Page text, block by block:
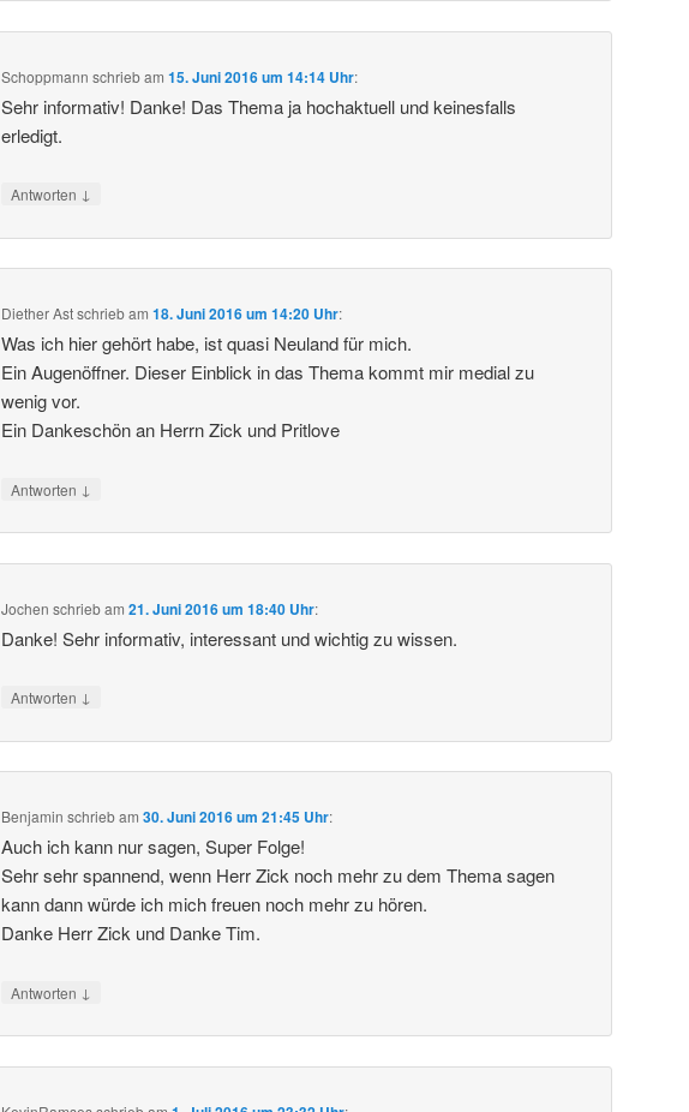
Schoppmann schriebam15. Juni 2016 um 14:14 Uhr:
Sehr informativ! Danke! Das Thema ja hochaktuell und keinesfalls
erledigt.
Antworten ↓
Diether Astschriebam18. Juni 2016 um 14:20 Uhr:
Was ich hier gehört habe, ist quasi Neuland für mich.
Ein Augenöffner. Dieser Einblick in das Thema kommt mir medial zu
wenig vor.
Ein Dankeschön an Herrn Zick und Pritlove
Antworten ↓
Jochen schriebam21. Juni 2016 um 18:40 Uhr:
Danke! Sehr informativ, interessant und wichtig zu wissen.
Antworten ↓
Benjamin schriebam30. Juni 2016 um 21:45 Uhr:
Auch ich kann nur sagen, Super Folge!
Sehr sehr spannend, wenn Herr Zick noch mehr zu dem Thema sagen
kann dann würde ich mich freuen noch mehr zu hören.
Danke Herr Zick und Danke Tim.
Antworten ↓